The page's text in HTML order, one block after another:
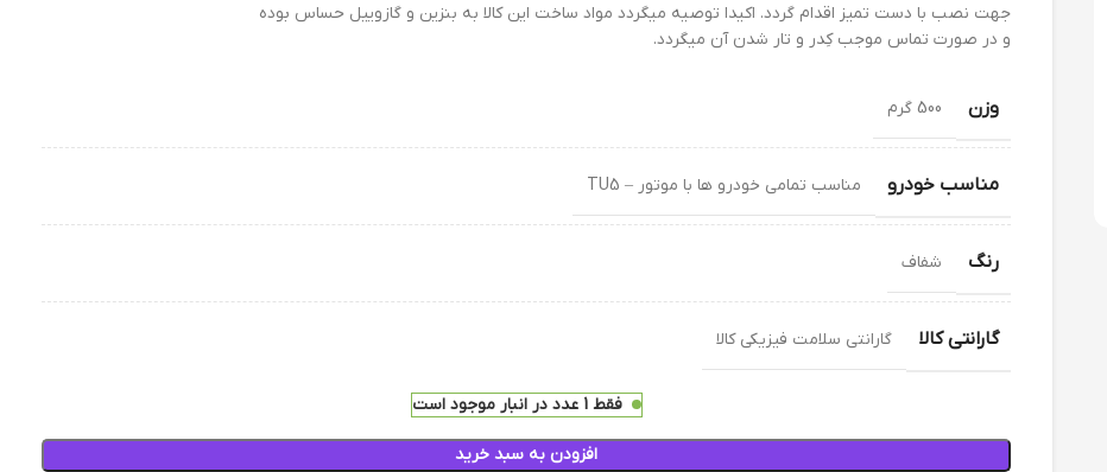
جهت نصب با دست تمیز اقدام گردد. اکیدا توصیه میگردد مواد ساخت این کالا به بنزین و گازوییل حساس بوده
و در صورت تماس موجب کِدر و تار شدن آن میگردد.
وزن 500 گرم
مناسب خودرو مناسب تمامی خودرو ها با موتور – TU5
رنگ شفاف
گارانتی کالا گارانتی سلامت فیزیکی کالا
فقط 1 عدد در انبار موجود است
افزودن به سبد خرید